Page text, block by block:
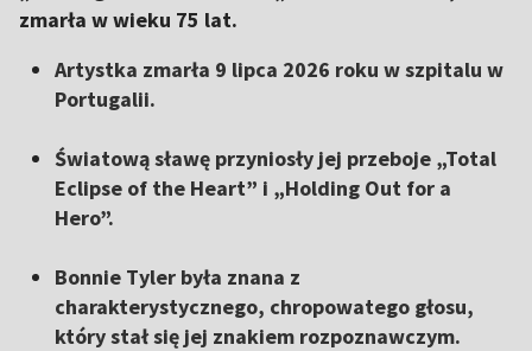
zmarła w wieku 75 lat.
Artystka zmarła 9 lipca 2026 roku w szpitalu w
Portugalii.
Światową sławę przyniosły jej przeboje „Total
Eclipse of the Heart” i „Holding Out for a
Hero”.
Bonnie Tyler była znana z
charakterystycznego, chropowatego głosu,
który stał się jej znakiem rozpoznawczym.